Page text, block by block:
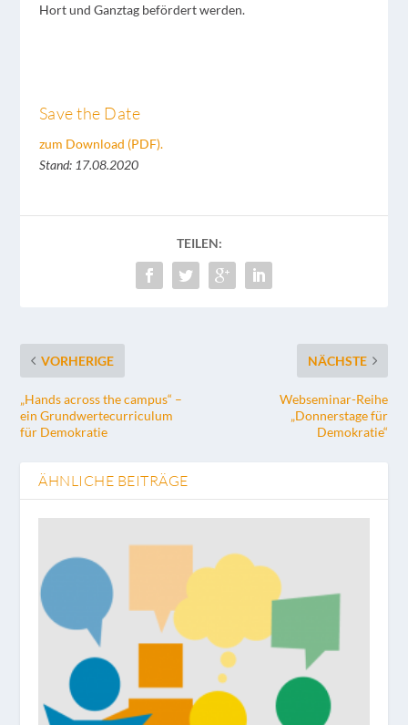
Hort und Ganztag befördert werden.
Save the Date
zum Download (PDF).
Stand: 17.08.2020
TEILEN:
VORHERIGE
„Hands across the campus“ –
ein Grundwertecurriculum
für Demokratie
NÄCHSTE
Webseminar-Reihe
„Donnerstage für
Demokratie“
ÄHNLICHE BEITRÄGE